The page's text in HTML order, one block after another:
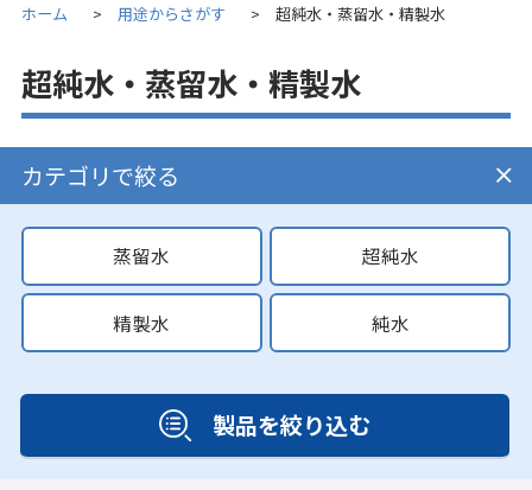
ホーム > 用途からさがす > 超純水・蒸留水・精製水
超純水・蒸留水・精製水
カテゴリで絞る
蒸留水 超純水
精製水 純水
製品を絞り込む